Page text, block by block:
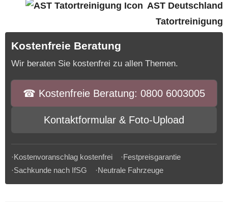
AST Deutschland
Tatortreinigung
Kostenfreie Beratung
Wir beraten Sie kostenfrei zu allen Themen.
☎︎ Kostenfreie Beratung: 0800 6003005
Kontaktformular & Foto-Upload
·Kostenvoranschlag kostenfrei ·Festpreisgarantie
·Sachkunde nach IfSG ·Neutrale Fahrzeuge